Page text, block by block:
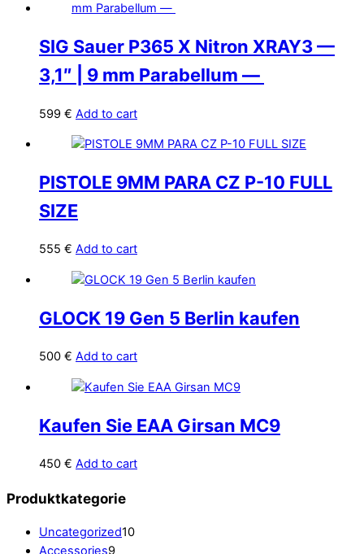
SIG Sauer P365 X Nitron XRAY3 —
3,1″ | 9 mm Parabellum —
599 € Add to cart
PISTOLE 9MM PARA CZ P-10 FULL
SIZE
555 € Add to cart
GLOCK 19 Gen 5 Berlin kaufen
500 € Add to cart
Kaufen Sie EAA Girsan MC9
450 € Add to cart
Produktkategorie
Uncategorized1010
9